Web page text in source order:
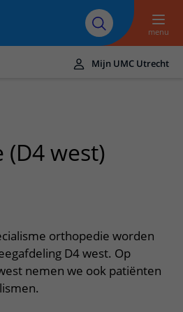
Werken bij het UMC
Utrecht
menu
Mijn UMC Utrecht
west)
orthopedie worden
D4 west. Op
nemen we ook patiënten